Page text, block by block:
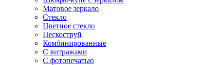
Матовое зеркало
Стекло
Цветное стекло
Пескоструй
Комбинированные
С витражами
С фотопечатью